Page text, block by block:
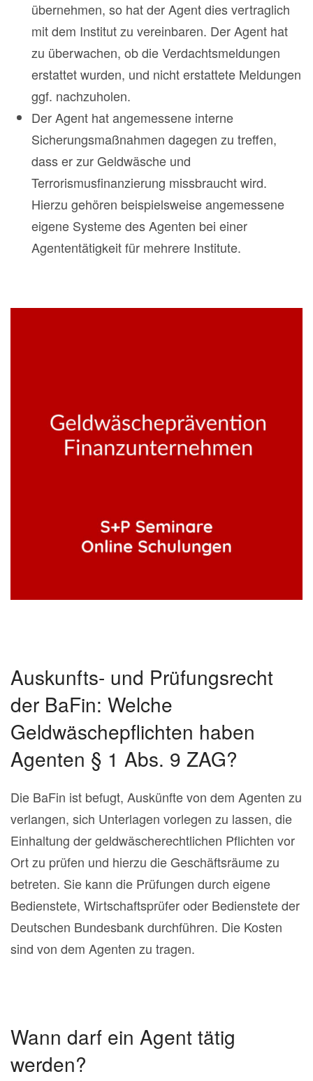
übernehmen, so hat der Agent dies vertraglich
mit dem Institut zu vereinbaren. Der Agent hat
zu überwachen, ob die Verdachtsmeldungen
erstattet wurden, und nicht erstattete Meldungen
ggf. nachzuholen.
Der Agent hat angemessene interne
Sicherungsmaßnahmen dagegen zu treffen,
dass er zur Geldwäsche und
Terrorismusfinanzierung missbraucht wird.
Hierzu gehören beispielsweise angemessene
eigene Systeme des Agenten bei einer
Agententätigkeit für mehrere Institute.
Auskunfts- und Prüfungsrecht
der BaFin: Welche
Geldwäschepflichten haben
Agenten § 1 Abs. 9 ZAG?
Die BaFin ist befugt, Auskünfte von dem Agenten zu
verlangen, sich Unterlagen vorlegen zu lassen, die
Einhaltung der geldwäscherechtlichen Pflichten vor
Ort zu prüfen und hierzu die Geschäftsräume zu
betreten. Sie kann die Prüfungen durch eigene
Bedienstete, Wirtschaftsprüfer oder Bedienstete der
Deutschen Bundesbank durchführen. Die Kosten
sind von dem Agenten zu tragen.
Wann darf ein Agent tätig
werden?